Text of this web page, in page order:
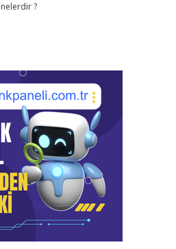
nelerdir ?